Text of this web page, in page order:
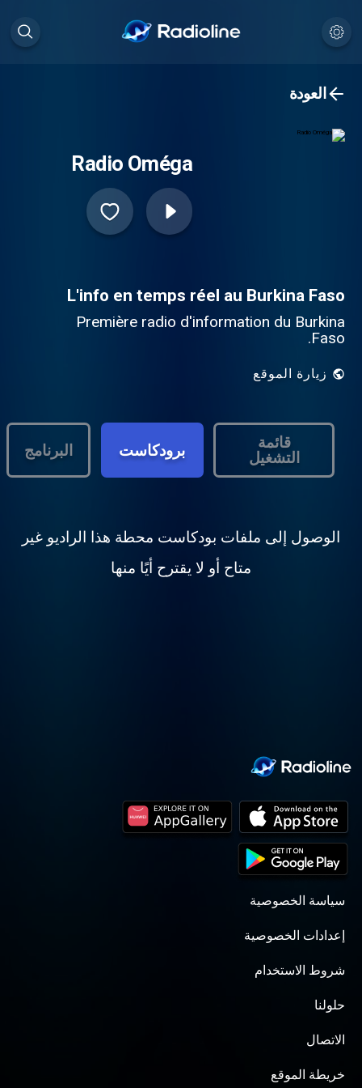
العودة
Radio Oméga
L'info en temps réel au Burkina Faso
Première radio d'information du Burkina
Faso.
زيارة الموقع
قائمة
التشغيل
برودكاست البرنامج
الوصول إلى ملفات بودكاست محطة هذا الراديو غير
متاح أو لا يقترح أيًا منها
سياسة الخصوصية
إعدادات الخصوصية
شروط الاستخدام
حلولنا
الاتصال
خريطة الموقع